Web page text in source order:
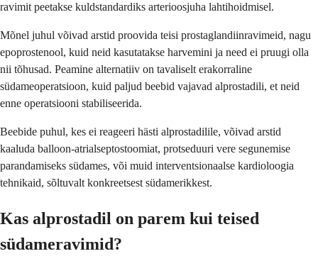
ravimit peetakse kuldstandardiks arterioosjuha lahtihoidmisel.
Mõnel juhul võivad arstid proovida teisi prostaglandiinravimeid, nagu
epoprostenool, kuid neid kasutatakse harvemini ja need ei pruugi olla
nii tõhusad. Peamine alternatiiv on tavaliselt erakorraline
südameoperatsioon, kuid paljud beebid vajavad alprostadili, et neid
enne operatsiooni stabiliseerida.
Beebide puhul, kes ei reageeri hästi alprostadilile, võivad arstid
kaaluda balloon-atrialseptostoomiat, protseduuri vere segunemise
parandamiseks südames, või muid interventsionaalse kardioloogia
tehnikaid, sõltuvalt konkreetsest südamerikkest.
Kas alprostadil on parem kui teised
südameravimid?